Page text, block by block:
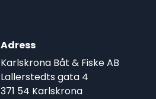
Adress
Karlskrona Båt & Fiske AB
Lallerstedts gata 4
371 54 Karlskrona